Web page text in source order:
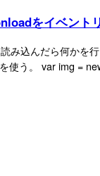
をイベント
み込んだら何かを
使う。 var img =